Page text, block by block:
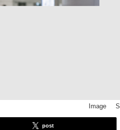
Image © S
post